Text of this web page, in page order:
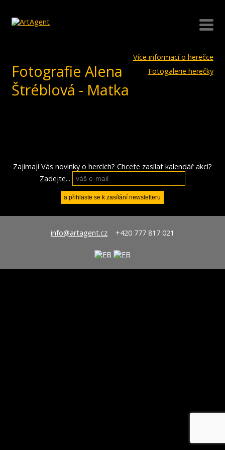
Více informací o herečce
Fotogalerie herečky
Fotografie Alena
Štréblová - Matka
Zajímají Vás novinky o hercích? Chcete zasílat kalendář akcí?
Zadejte...
info@artagent.cz+420 777 817 021